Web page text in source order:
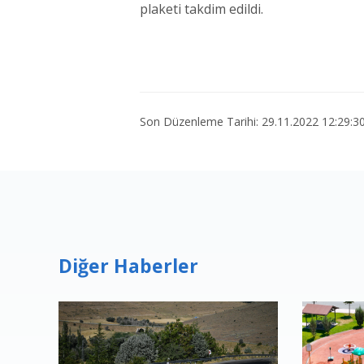
plaketi takdim edildi.
Son Düzenleme Tarihi: 29.11.2022
Diğer Haberler